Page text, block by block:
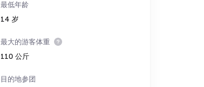
最低年龄
14 岁
最大的游客体重
110 公斤
目的地参团